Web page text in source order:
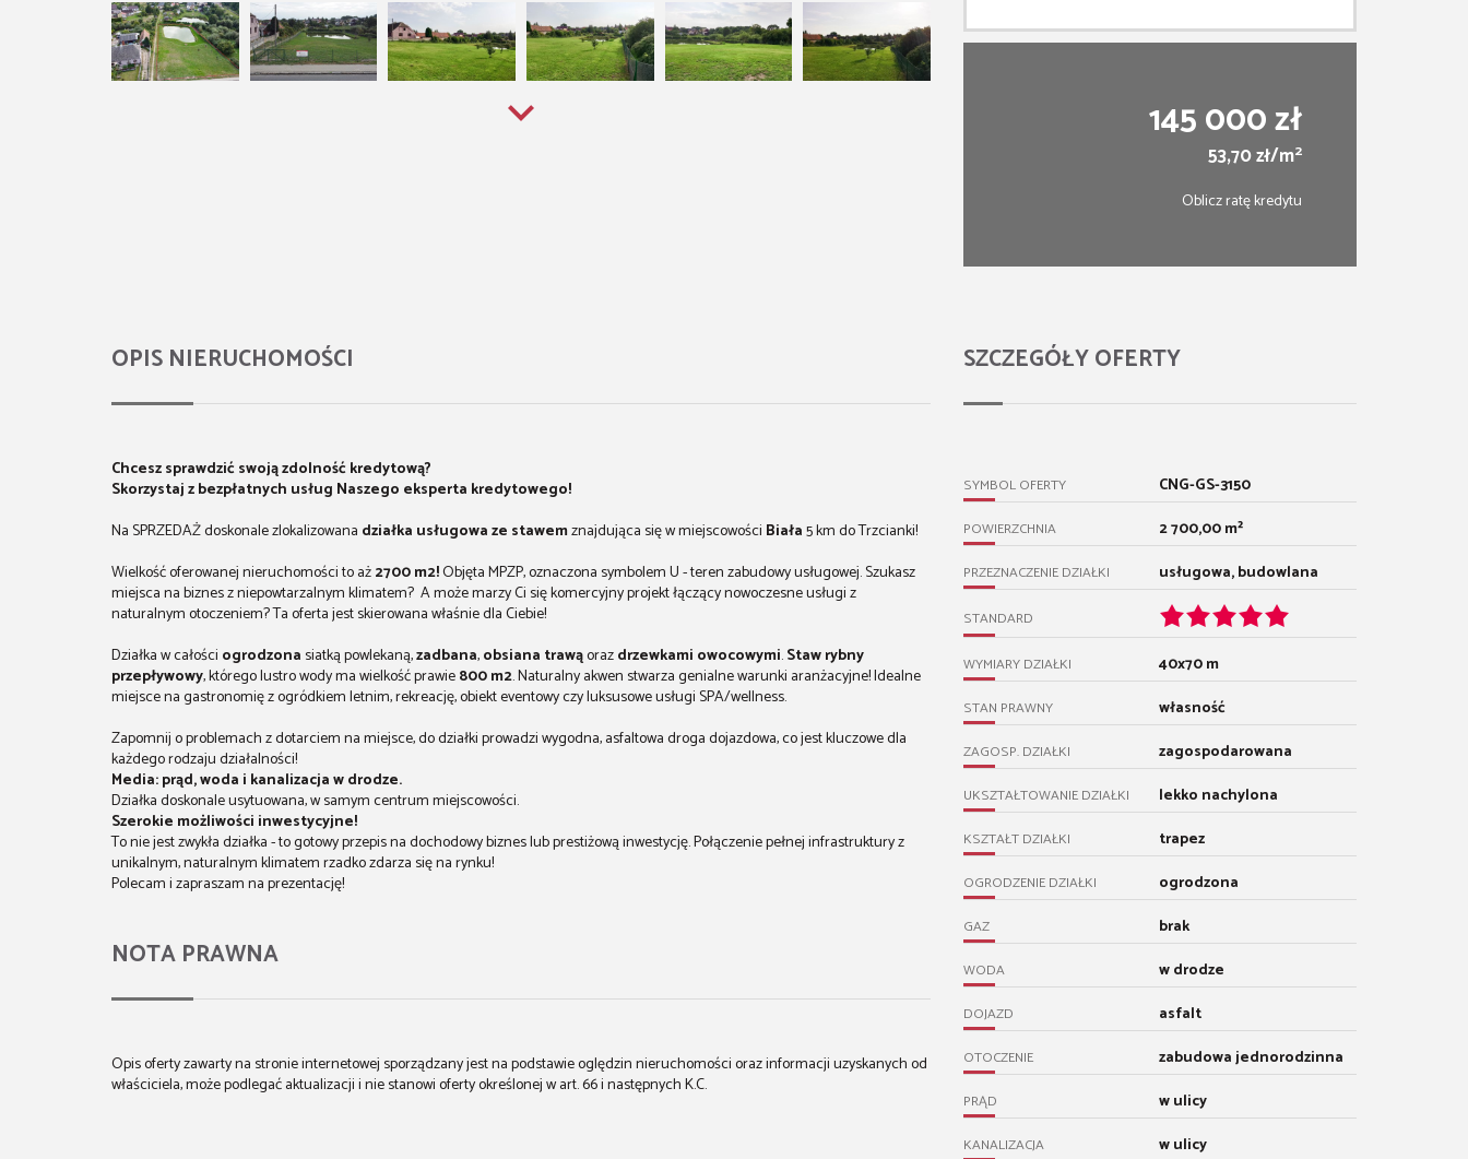
145 000 zł
53,70 zł/m2
Oblicz ratę kredytu
OPIS NIERUCHOMOŚCI
Chcesz sprawdzić swoją zdolność kredytową?
Skorzystaj z bezpłatnych usług Naszego eksperta kredytowego!
Na SPRZEDAŻ doskonale zlokalizowana działka usługowaze stawemznajdująca się w miejscowości Biała5 km do Trzcianki!
Wielkość oferowanej nieruchomości to aż2700 m2!Objęta MPZP, oznaczona symbolem U - teren zabudowy usługowej. Szukasz
miejsca na biznes z niepowtarzalnym klimatem? A może marzy Ci się komercyjny projekt łączący nowoczesne usługi z
naturalnym otoczeniem? Ta oferta jest skierowana właśnie dla Ciebie!
Działka w całości ogrodzona siatką powlekaną,zadbana,obsiana trawąorazdrzewkami owocowymi.Staw rybny
przepływowy, którego lustro wody ma wielkość prawie800 m2. Naturalny akwen stwarza genialne warunki aranżacyjne! Idealne
miejsce na gastronomię z ogródkiem letnim, rekreację, obiekt eventowy czy luksusowe usługi SPA/wellness.
Zapomnij o problemach z dotarciem na miejsce, do działki prowadzi wygodna, asfaltowa droga dojazdowa, co jest kluczowe dla
każdego rodzaju działalności!
Media: prąd, woda i kanalizacja w drodze.
Działka doskonale usytuowana, w samym centrum miejscowości.
Szerokie możliwości inwestycyjne!
To nie jest zwykła działka - to gotowy przepis na dochodowy biznes lub prestiżową inwestycję. Połączenie pełnej infrastruktury z
unikalnym, naturalnym klimatem rzadko zdarza się na rynku!
Polecam i zapraszam na prezentację!
NOTA PRAWNA
Opis oferty zawarty na stronie internetowej sporządzany jest na podstawie oględzin nieruchomości oraz informacji uzyskanych od
właściciela, może podlegać aktualizacji i nie stanowi oferty określonej w art. 66 i następnych K.C.
SZCZEGÓŁY OFERTY
SYMBOL OFERTY CNG-GS-3150
POWIERZCHNIA 2 700,00 m²
PRZEZNACZENIE DZIAŁKI usługowa, budowlana
STANDARD
WYMIARY DZIAŁKI 40x70 m
STAN PRAWNY własność
ZAGOSP. DZIAŁKI zagospodarowana
UKSZTAŁTOWANIE DZIAŁKI lekko nachylona
KSZTAŁT DZIAŁKI trapez
OGRODZENIE DZIAŁKI ogrodzona
GAZ brak
WODA w drodze
DOJAZD asfalt
OTOCZENIE zabudowa jednorodzinna
PRĄD w ulicy
KANALIZACJA w ulicy